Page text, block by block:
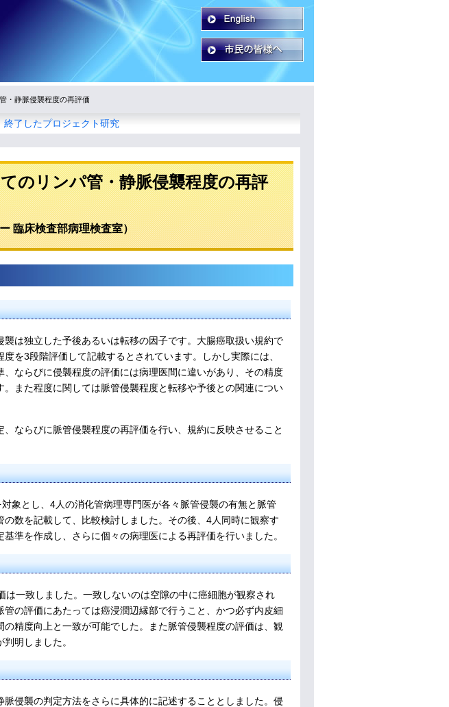
・静脈侵襲程度の再評価
終了したプロジェクト研究
のリンパ管・静脈侵襲程度の再評
臨床検査部病理検査室）
は独立した予後あるいは転移の因子です。大腸癌取扱い規約で
を3段階評価して記載するとされています。しかし実際には、
、ならびに侵襲程度の評価には病理医間に違いがあり、その精度
また程度に関しては脈管侵襲程度と転移や予後との関連につい
ならびに脈管侵襲程度の再評価を行い、規約に反映させること
象とし、4人の消化管病理専門医が各々脈管侵襲の有無と脈管
数を記載して、比較検討しました。その後、4人同時に観察す
準を作成し、さらに個々の病理医による再評価を行いました。
は一致しました。一致しないのは空隙の中に癌細胞が観察され
の評価にあたっては癌浸潤辺縁部で行うこと、かつ必ず内皮細
精度向上と一致が可能でした。また脈管侵襲程度の評価は、観
明しました。
脈侵襲の判定方法をさらに具体的に記述することとしました。侵